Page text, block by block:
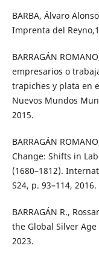
BARBA, Álvaro
Imprenta del
BARRAGÁN
empresarios o
trapiches y plata en
Nuevos Mundos
2015.
BARRAGÁN
Change: Shifts in
(1680–1812).
S24, p. 93–114, 2016.
BARRAGÁN R.,
the Global Silver
2023.